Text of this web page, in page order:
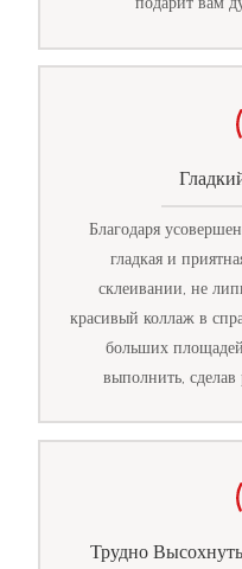
Благодаря
гладкая и
склеивании, не
красивый коллаж в
больших
выполнить,
Трудно